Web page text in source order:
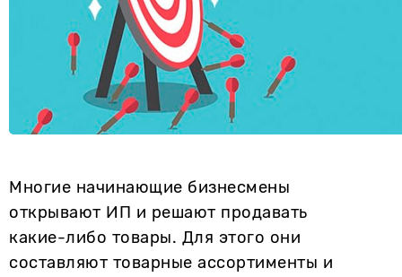
Многие начинающие бизнесмены
открывают ИП и решают продавать
какие-либо товары. Для этого они
составляют товарные ассортименты и